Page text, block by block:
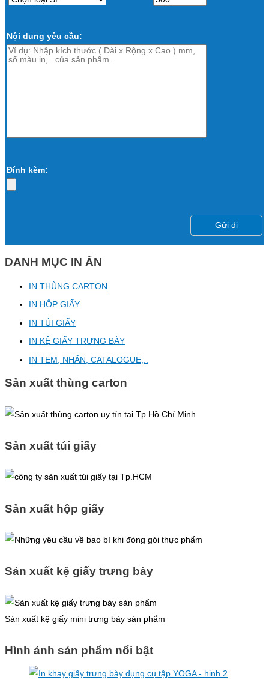
Nội dung yêu cầu:
Đính kèm:
DANH MỤC IN ẤN
IN THÙNG CARTON
IN HỘP GIẤY
IN TÚI GIẤY
IN KỆ GIẤY TRƯNG BÀY
IN TEM, NHÃN, CATALOGUE,..
Sản xuất thùng carton
Sản xuất túi giấy
Sản xuất hộp giấy
Sản xuất kệ giấy trưng bày
Sản xuất kệ giấy mini trưng bày sản phẩm
Hình ảnh sản phẩm nổi bật